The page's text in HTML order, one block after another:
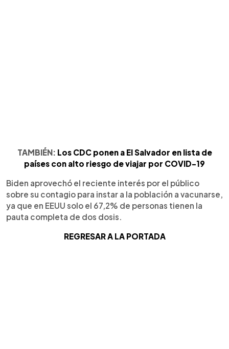
TAMBIÉN: Los CDC ponen a El Salvador en lista de
países con alto riesgo de viajar por COVID-19
Biden aprovechó el reciente interés por el público
sobre su contagio para instar a la población a vacunarse,
ya que en EEUU solo el 67,2% de personas tienen la
pauta completa de dos dosis.
REGRESAR A LA PORTADA